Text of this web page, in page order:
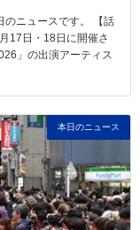
のニュースです。 【話
17日・18日に開催さ
」の出演アーティス
本日のニュース